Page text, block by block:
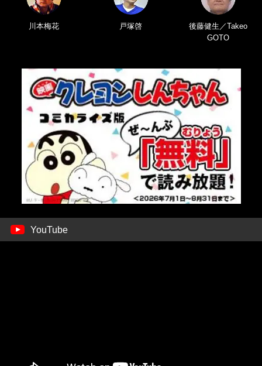
川本梅花 戸塚啓
後藤健生／Takeo
GOTO
YouTube